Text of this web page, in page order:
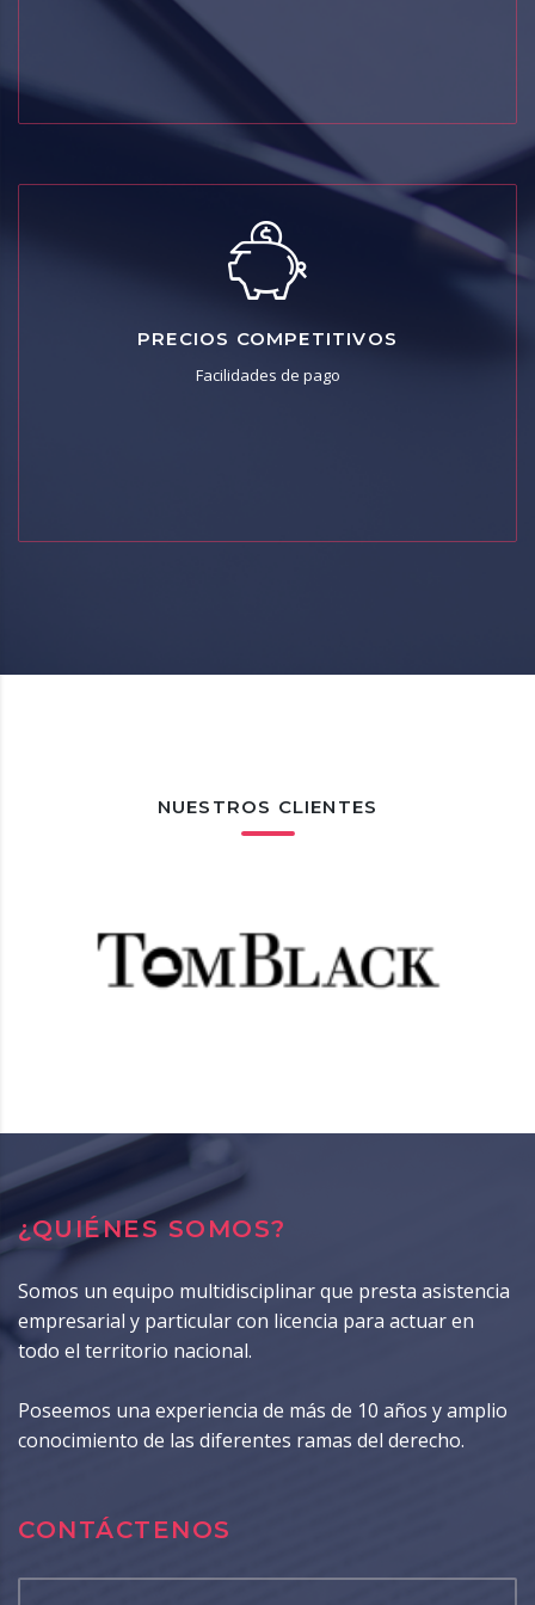
PRECIOS COMPETITIVOS
Facilidades de pago
necesidades de cada cliente, nos adaptamos a su entorno
NUESTROS CLIENTES
¿QUIÉNES SOMOS?
Somos un equipo multidisciplinar que presta asistencia
empresarial y particular con licencia para actuar en
todo el territorio nacional.
Poseemos una experiencia de más de 10 años y amplio
conocimiento de las diferentes ramas del derecho.
CONTÁCTENOS